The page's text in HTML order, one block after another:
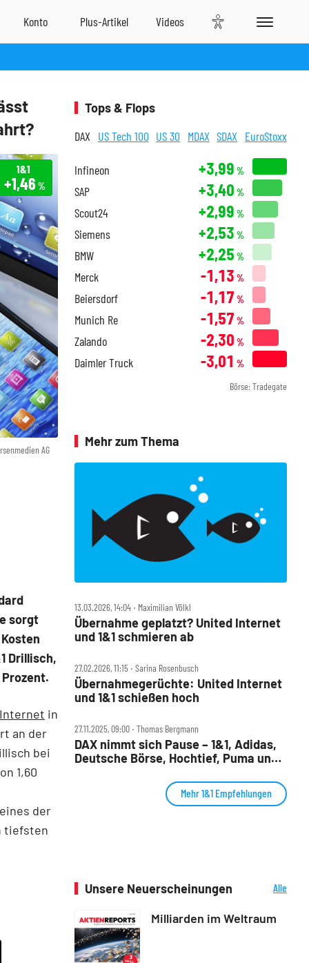
AG
1&1
+1,46 %
sorgt
Drillisch,
in
an der
bei
1,60
der
tiefsten
Tops & Flops
DAX US Tech 100 US 30 MDAX SDAX EuroStoxx
Infineon +3,99 %
SAP +3,40 %
Scout24 +2,99 %
Siemens +2,53 %
BMW +2,25 %
Merck -1,13 %
Beiersdorf -1,17 %
Munich Re -1,57 %
Zalando -2,30 %
Daimler Truck -3,01 %
Börse: Tradegate
Mehr zum Thema
13.03.2026, 14:04 ‧ Maximilian Völkl
Übernahme geplatzt? United Internet
und 1&1 schmieren ab
27.02.2026, 11:15 ‧ Sarina Rosenbusch
Übernahmegerüchte: United Internet
und 1&1 schießen hoch
27.11.2025, 09:00 ‧ Thomas Bergmann
DAX nimmt sich Pause – 1&1, Adidas,
Deutsche Börse, Hochtief, Puma und
Mehr 1&1 Empfehlungen
Unsere Neuerscheinungen
Alle
Milliarden im Weltraum